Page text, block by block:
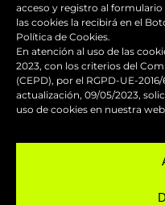
acceso y registro al
las cookies la recibirá en el
Política de Cookies.
En atención al uso de las
2023, con los criterios del
(CEPD), por el RGPD-UE-2016/
actualización, 09/05/2023,
uso de cookies en nuestra
BLOG
Los accesorios
Guía de
moto tras una